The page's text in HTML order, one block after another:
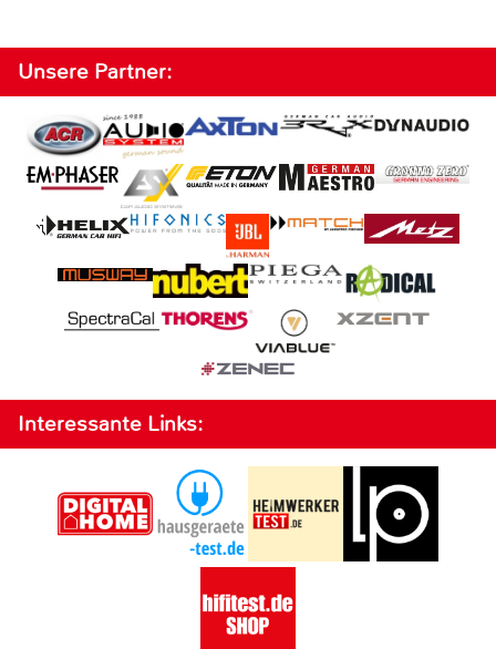
Unsere Partner:
Interessante Links: